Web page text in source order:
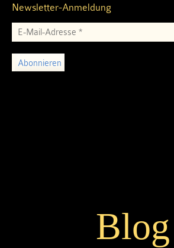
Newsletter-Anmeldung
Blog